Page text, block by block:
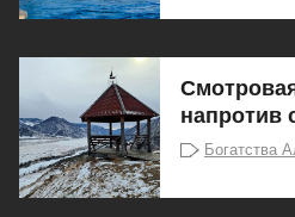
напротив
Богатства